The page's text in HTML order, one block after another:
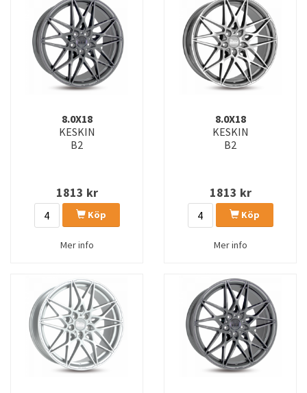
8.0X18
KESKIN
B2
1813 kr
Köp
Mer info
8.0X18
KESKIN
B2
1813 kr
Köp
Mer info